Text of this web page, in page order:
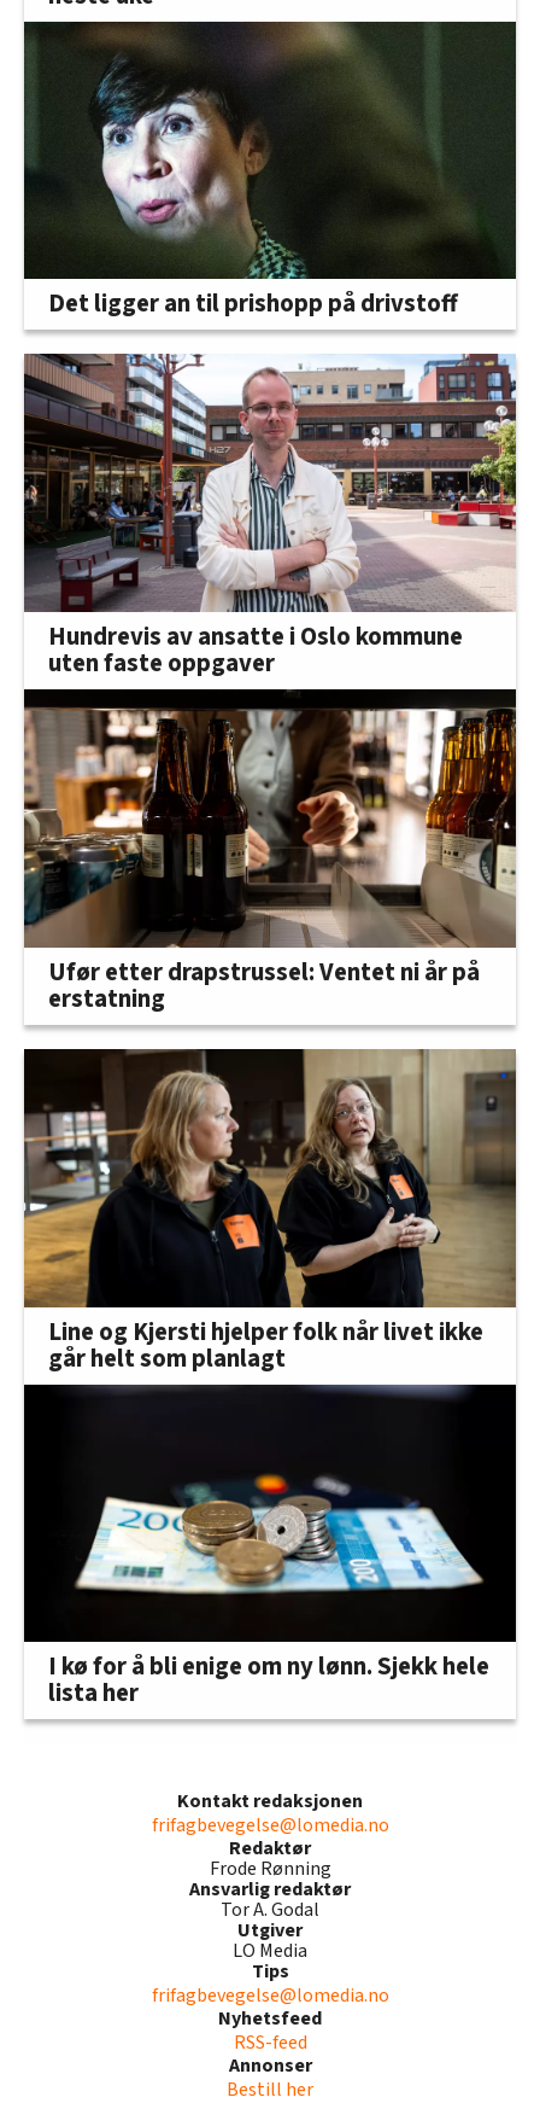
Det ligger an til prishopp på drivstoff
Hundrevis av ansatte i Oslo kommune
uten faste oppgaver
Ufør etter drapstrussel: Ventet ni år på
erstatning
Line og Kjersti hjelper folk når livet ikke
går helt som planlagt
I kø for å bli enige om ny lønn. Sjekk hele
lista her
Kontakt redaksjonen
frifagbevegelse@lomedia.no
Redaktør
Frode Rønning
Ansvarlig redaktør
Tor A. Godal
Utgiver
LO Media
Tips
frifagbevegelse@lomedia.no
Nyhetsfeed
RSS-feed
Annonser
Bestill her